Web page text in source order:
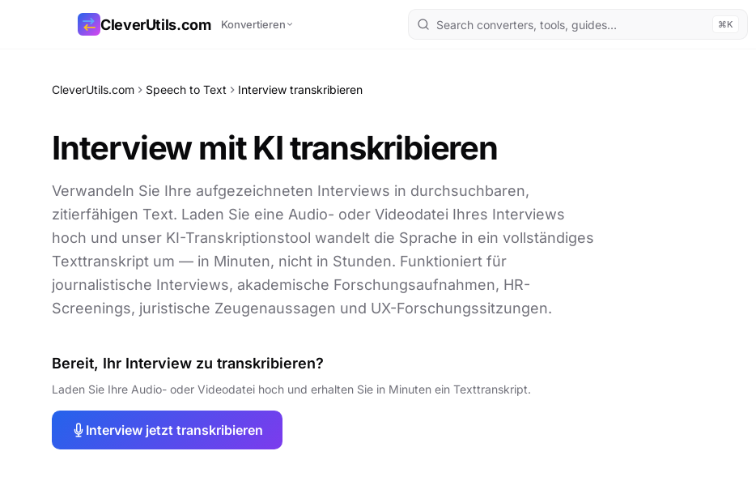
CleverUtils.com Konvertieren ⌘K
CleverUtils.com Speech to Text Interview transkribieren
Interview mit KI transkribieren
Verwandeln Sie Ihre aufgezeichneten Interviews in durchsuchbaren,
zitierfähigen Text. Laden Sie eine Audio- oder Videodatei Ihres Interviews
hoch und unser KI-Transkriptionstool wandelt die Sprache in ein vollständiges
Texttranskript um — in Minuten, nicht in Stunden. Funktioniert für
journalistische Interviews, akademische Forschungsaufnahmen, HR-
Screenings, juristische Zeugenaussagen und UX-Forschungssitzungen.
Bereit, Ihr Interview zu transkribieren?
Laden Sie Ihre Audio- oder Videodatei hoch und erhalten Sie in Minuten ein Texttranskript.
Interview jetzt transkribieren